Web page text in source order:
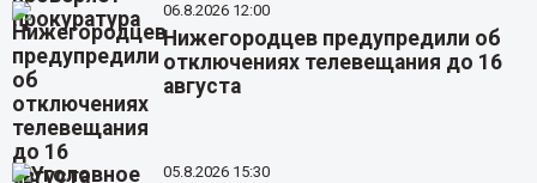
06.8.2026 12:00
Нижегородцев предупредили об
отключениях телевещания до 16
августа
05.8.2026 15:30